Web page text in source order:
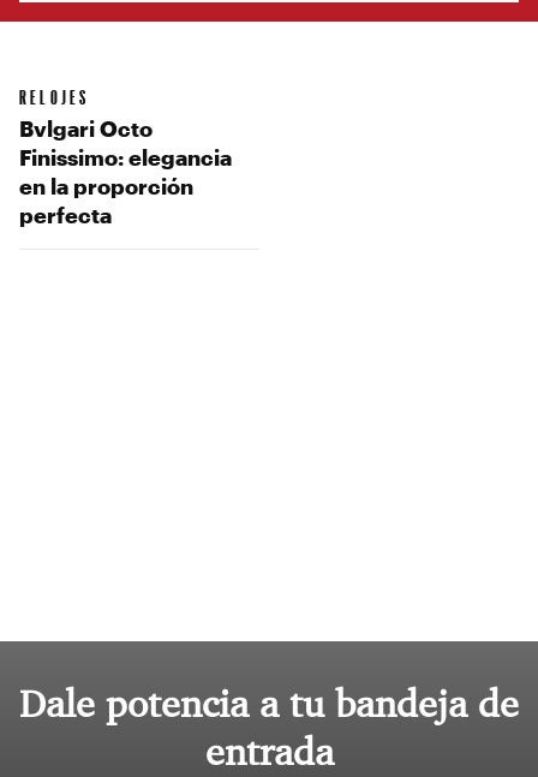
RELOJES
Bvlgari Octo
Finissimo: elegancia
en la proporción
perfecta
Dale potencia a tu bandeja de
entrada